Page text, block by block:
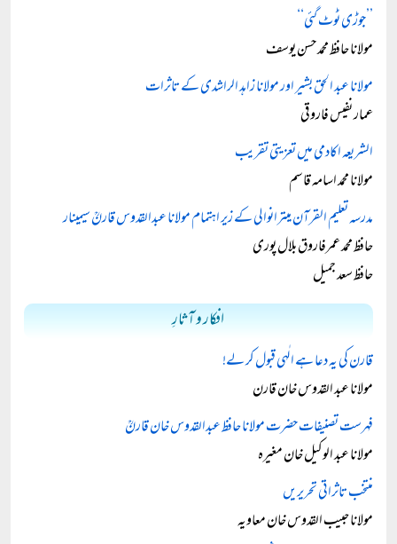
’’جوڑی ٹوٹ گئی‘‘
مولانا حافظ محمد حسن یوسف
مولانا عبد الحق بشیر اور مولانا زاہد الراشدی کے تاثرات
عمار نفیس فاروقی
الشریعہ اکادمی میں تعزیتی تقریب
مولانا محمد اسامہ قاسم
مدرسہ تعلیم القرآن میترانوالی کے زیر اہتمام مولانا عبدالقدوس قارنؒ سیمینار
حافظ محمد عمرفاروق بلال پوری
حافظ سعد جمیل
افکار و آثارِ
قارن کی یہ دعا ہے الٰہی قبول کر لے!
مولانا عبد القدوس خان قارن
فہرست تصنیفات حضرت مولانا حافظ عبدالقدوس خان قارنؒ
مولانا عبد الوکیل خان مغیرہ
منتخب تاثراتی تحریریں
مولانا حبیب القدوس خان معاویہ